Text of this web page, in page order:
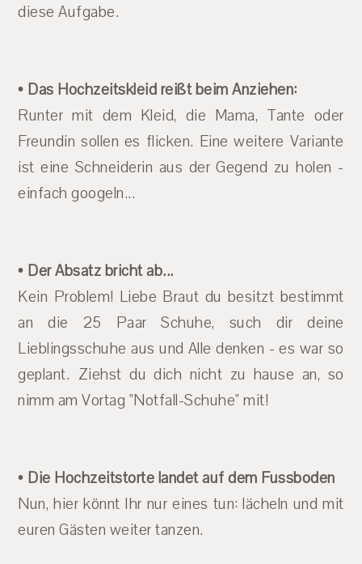
diese Aufgabe.
• Das Hochzeitskleid reißt beim Anziehen:
Runter mit dem Kleid, die Mama, Tante oder
Freundin sollen es flicken. Eine weitere Variante
ist eine Schneiderin aus der Gegend zu holen -
einfach googeln...
• Der Absatz bricht ab...
Kein Problem! Liebe Braut du besitzt bestimmt
an die 25 Paar Schuhe, such dir deine
Lieblingsschuhe aus und Alle denken - es war so
geplant. Ziehst du dich nicht zu hause an, so
nimm am Vortag "Notfall-Schuhe" mit!
• Die Hochzeitstorte landet auf dem Fussboden
Nun, hier könnt Ihr nur eines tun: lächeln und mit
euren Gästen weiter tanzen.